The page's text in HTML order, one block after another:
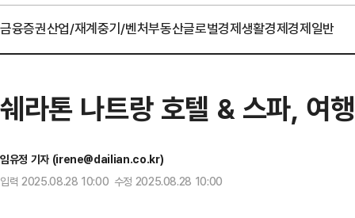
금융증권산업/재계중기/벤처부동산글로벌경제생활경제경제일반
쉐라톤 나트랑 호텔 & 스파, 여
임유정 기자 (irene@dailian.co.kr)
입력 2025.08.28 10:00 수정 2025.08.28 10:00